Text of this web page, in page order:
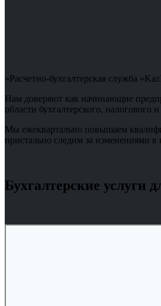
«Расчетно-бухгалтерская служба
Нам доверяют как начинающие
области бухгалтерского, налогового
Мы ежеквартально повышаем
пристально следим за изменениями в
Бухгалтерские